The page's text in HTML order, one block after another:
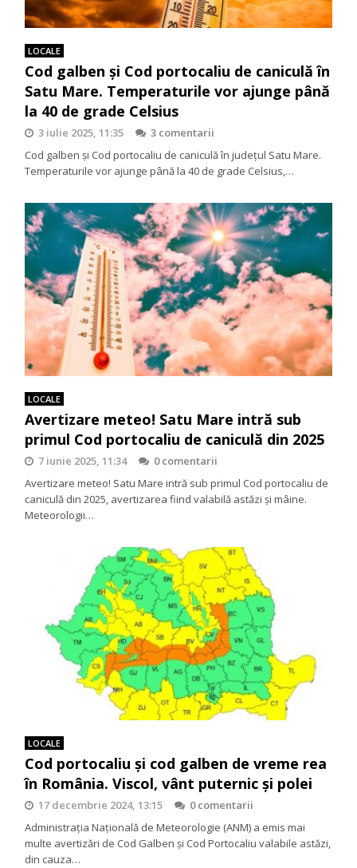
LOCALE
Cod galben și Cod portocaliu de caniculă în
Satu Mare. Temperaturile vor ajunge până
la 40 de grade Celsius
3 iulie 2025, 11:35
3 comentarii
Cod galben și Cod portocaliu de caniculă în județul Satu Mare.
Temperaturile vor ajunge până la 40 de grade Celsius,…
LOCALE
Avertizare meteo! Satu Mare intră sub
primul Cod portocaliu de caniculă din 2025
7 iunie 2025, 11:34
0 comentarii
Avertizare meteo! Satu Mare intră sub primul Cod portocaliu de
caniculă din 2025, avertizarea fiind valabilă astăzi și mâine.
Meteorologii…
LOCALE
Cod portocaliu și cod galben de vreme rea
în România. Viscol, vânt puternic și polei
17 decembrie 2024, 13:15
0 comentarii
Administrația Națională de Meteorologie (ANM) a emis mai
multe avertizări de Cod Galben și Cod Portocaliu valabile astăzi,
din cauza…